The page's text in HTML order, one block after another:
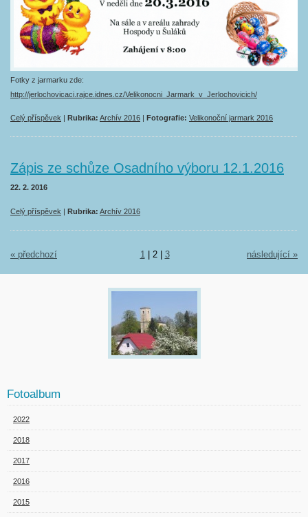
Fotky z jarmarku zde:
http://jerlochovicaci.rajce.idnes.cz/Velikonocni_Jarmark_v_Jerlochovicich/
Celý příspěvek | Rubrika: Archív 2016 | Fotografie: Velikonoční jarmark 2016
Zápis ze schůze Osadního výboru 12.1.2016
22. 2. 2016
Celý příspěvek | Rubrika: Archív 2016
« předchozí 1 2 3 následující »
Fotoalbum
2022
2018
2017
2016
2015